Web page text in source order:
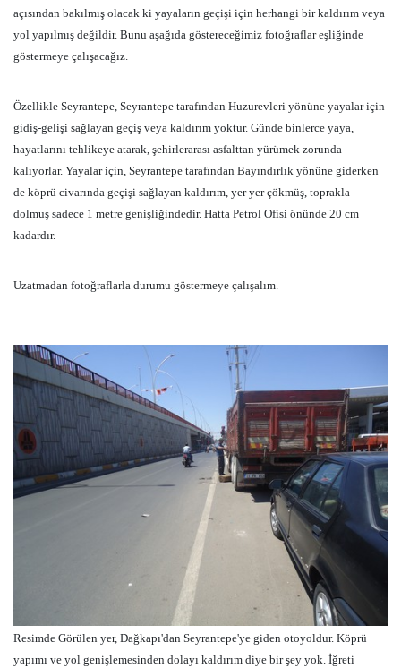
açısından bakılmış olacak ki yayaların geçişi için herhangi bir kaldırım veya
yol yapılmış değildir. Bunu aşağıda göstereceğimiz fotoğraflar eşliğinde
göstermeye çalışacağız.
Özellikle Seyrantepe, Seyrantepe tarafından Huzurevleri yönüne yayalar için
gidiş-gelişi sağlayan geçiş veya kaldırım yoktur. Günde binlerce yaya,
hayatlarını tehlikeye atarak, şehirlerarası asfalttan yürümek zorunda
kalıyorlar. Yayalar için, Seyrantepe tarafından Bayındırlık yönüne giderken
de köprü civarında geçişi sağlayan kaldırım, yer yer çökmüş, toprakla
dolmuş sadece 1 metre genişliğindedir. Hatta Petrol Ofisi önünde 20 cm
kadardır.
Uzatmadan fotoğraflarla durumu göstermeye çalışalım.
Resimde Görülen yer, Dağkapı'dan Seyrantepe'ye giden otoyoldur. Köprü
yapımı ve yol genişlemesinden dolayı kaldırım diye bir şey yok. İğreti